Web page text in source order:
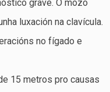
grave. O mozo
luxación na clavícula.
no fígado e
15 metros pro causas